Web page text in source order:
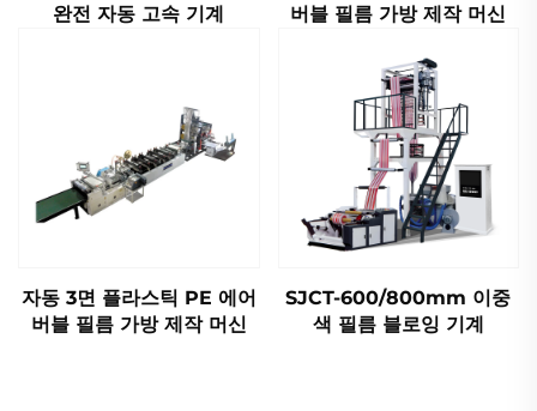
완전 자동 고속 기계
버블 필름 가방 제작 머신
자동 3면 플라스틱 PE 에어
버블 필름 가방 제작 머신
SJCT-600/800mm 이중
색 필름 블로잉 기계